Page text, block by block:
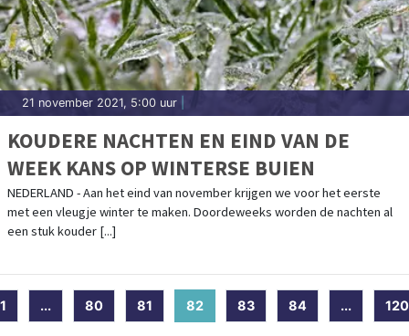
21 november 2021, 5:00 uur
KOUDERE NACHTEN EN EIND VAN DE
WEEK KANS OP WINTERSE BUIEN
NEDERLAND - Aan het eind van november krijgen we voor het eerste
met een vleugje winter te maken. Doordeweeks worden de nachten al
een stuk kouder [...]
1 ... 80 81 82 (current)
83 84 ... 120